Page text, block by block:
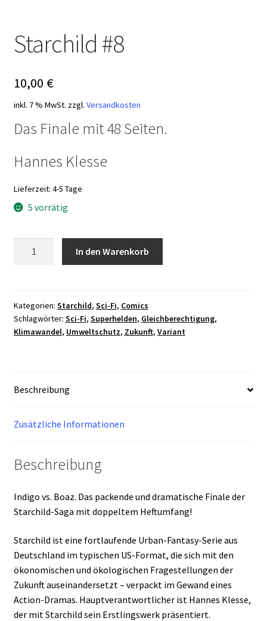
Starchild #8
10,00 €
inkl. 7 % MwSt. zzgl. Versandkosten
Das Finale mit 48 Seiten.
Hannes Klesse
Lieferzeit: 4-5 Tage
5 vorrätig
In den Warenkorb
Kategorien: Starchild, Sci-Fi, Comics
Schlagwörter: Sci-Fi, Superhelden, Gleichberechtigung,
Klimawandel, Umweltschutz, Zukunft, Variant
Beschreibung
Zusätzliche Informationen
Beschreibung
Indigo vs. Boaz. Das packende und dramatische Finale der
Starchild-Saga mit doppeltem Heftumfang!
Starchild ist eine fortlaufende Urban-Fantasy-Serie aus
Deutschland im typischen US-Format, die sich mit den
ökonomischen und ökologischen Fragestellungen der
Zukunft auseinandersetzt – verpackt im Gewand eines
Action-Dramas. Hauptverantwortlicher ist Hannes Klesse,
der mit Starchild sein Erstlingswerk präsentiert.